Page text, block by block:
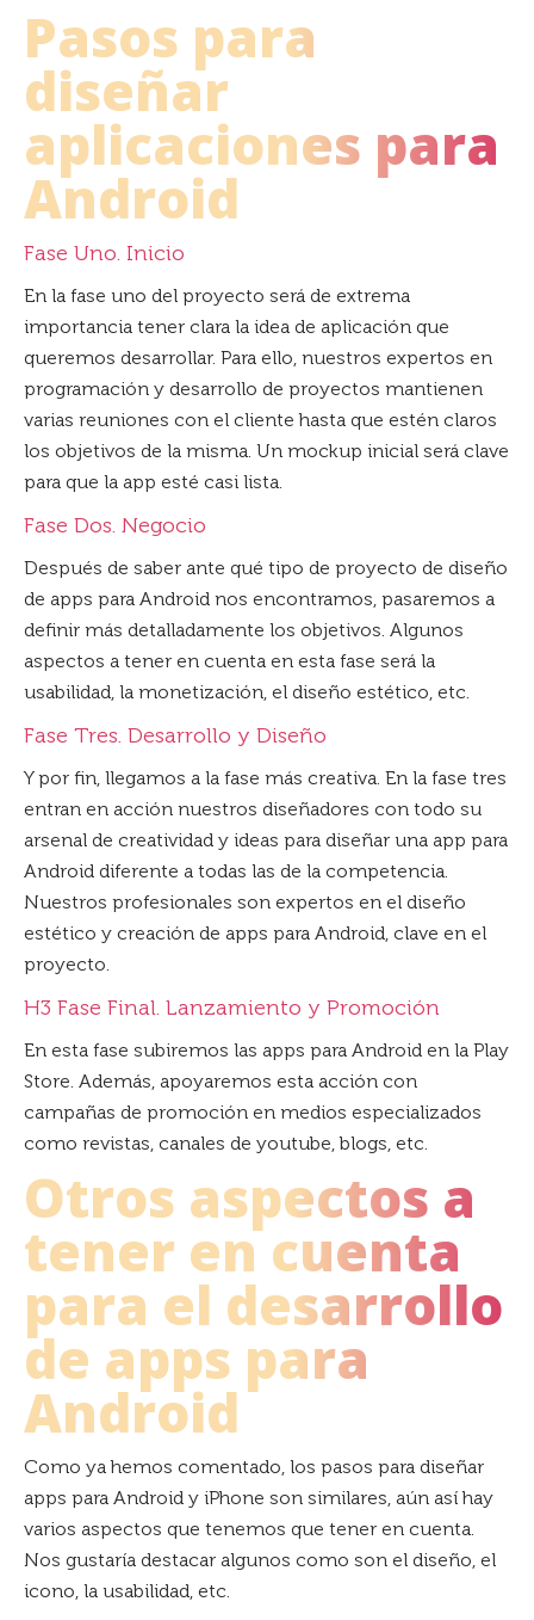
Pasos para
diseñar
aplicaciones para
Android
Fase Uno. Inicio
En la fase uno del proyecto será de extrema
importancia tener clara la idea de aplicación que
queremos desarrollar. Para ello, nuestros expertos en
programación y desarrollo de proyectos mantienen
varias reuniones con el cliente hasta que estén claros
los objetivos de la misma. Un mockup inicial será clave
para que la app esté casi lista.
Fase Dos. Negocio
Después de saber ante qué tipo de proyecto de diseño
de apps para Android nos encontramos, pasaremos a
definir más detalladamente los objetivos. Algunos
aspectos a tener en cuenta en esta fase será la
usabilidad, la monetización, el diseño estético, etc.
Fase Tres. Desarrollo y Diseño
Y por fin, llegamos a la fase más creativa. En la fase tres
entran en acción nuestros diseñadores con todo su
arsenal de creatividad y ideas para diseñar una app para
Android diferente a todas las de la competencia.
Nuestros profesionales son expertos en el diseño
estético y creación de apps para Android, clave en el
proyecto.
H3 Fase Final. Lanzamiento y Promoción
En esta fase subiremos las apps para Android en la Play
Store. Además, apoyaremos esta acción con
campañas de promoción en medios especializados
como revistas, canales de youtube, blogs, etc.
Otros aspectos a
tener en cuenta
para el desarrollo
de apps para
Android
Como ya hemos comentado, los pasos para diseñar
apps para Android y iPhone son similares, aún así hay
varios aspectos que tenemos que tener en cuenta.
Nos gustaría destacar algunos como son el diseño, el
icono, la usabilidad, etc.